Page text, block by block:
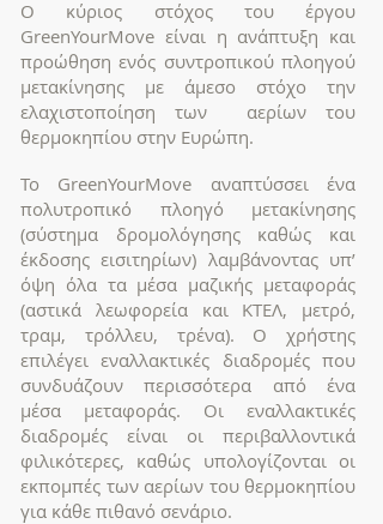
Ο κύριος στόχος του έργου
GreenYourMove είναι η ανάπτυξη και
προώθηση ενός συντροπικού πλοηγού
μετακίνησης με άμεσο στόχο την
ελαχιστοποίηση των αερίων του
θερμοκηπίου στην Ευρώπη.
To GreenYourMove αναπτύσσει ένα
πολυτροπικό πλοηγό μετακίνησης
(σύστημα δρομολόγησης καθώς και
έκδοσης εισιτηρίων) λαμβάνοντας υπ’
όψη όλα τα μέσα μαζικής μεταφοράς
(αστικά λεωφορεία και ΚΤΕΛ, μετρό,
τραμ, τρόλλευ, τρένα). Ο χρήστης
επιλέγει εναλλακτικές διαδρομές που
συνδυάζουν περισσότερα από ένα
μέσα μεταφοράς. Οι εναλλακτικές
διαδρομές είναι οι περιβαλλοντικά
φιλικότερες, καθώς υπολογίζονται οι
εκπομπές των αερίων του θερμοκηπίου
για κάθε πιθανό σενάριο.